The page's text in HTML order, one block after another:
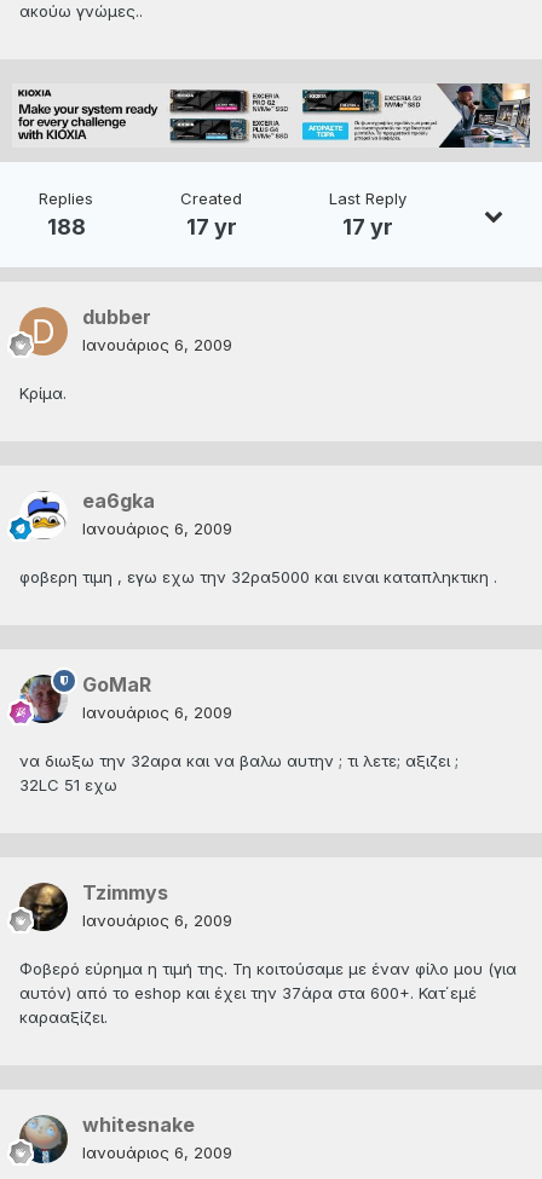
ακούω γνώμες..
Replies
188
Created
17 yr
Last Reply
17 yr
dubber
Ιανουάριος 6, 2009
Κρίμα.
ea6gka
Ιανουάριος 6, 2009
φοβερη τιμη , εγω εχω την 32ρα5000 και ειναι καταπληκτικη .
GoMaR
Ιανουάριος 6, 2009
να διωξω την 32αρα και να βαλω αυτην ; τι λετε; αξιζει ;
32LC 51 εχω
Tzimmys
Ιανουάριος 6, 2009
Φοβερό εύρημα η τιμή της. Τη κοιτούσαμε με έναν φίλο μου (για
αυτόν) από το eshop και έχει την 37άρα στα 600+. Κατ΄εμέ
καρααξίζει.
whitesnake
Ιανουάριος 6, 2009